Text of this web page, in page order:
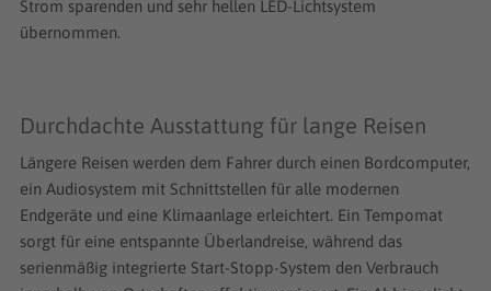
Strom sparenden und sehr hellen LED-Lichtsystem
übernommen.
Durchdachte Ausstattung für lange Reisen
Längere Reisen werden dem Fahrer durch einen Bordcomputer,
ein Audiosystem mit Schnittstellen für alle modernen
Endgeräte und eine Klimaanlage erleichtert. Ein Tempomat
sorgt für eine entspannte Überlandreise, während das
serienmäßig integrierte Start-Stopp-System den Verbrauch